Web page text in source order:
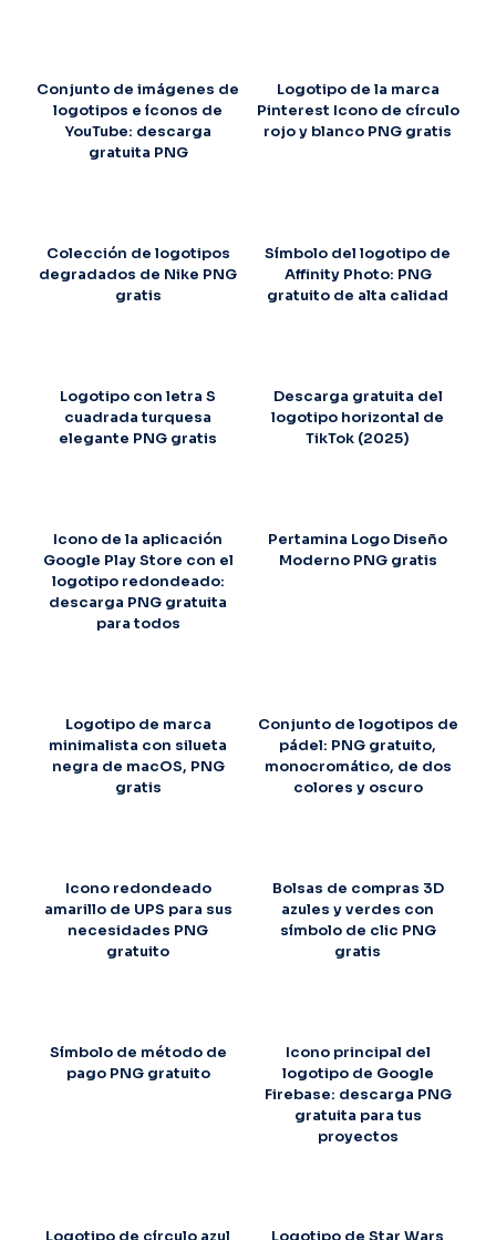
Conjunto de imágenes de
logotipos e íconos de
YouTube: descarga
gratuita PNG
Logotipo de la marca
Pinterest Icono de círculo
rojo y blanco PNG gratis
Colección de logotipos
degradados de Nike PNG
gratis
Símbolo del logotipo de
Affinity Photo: PNG
gratuito de alta calidad
Logotipo con letra S
cuadrada turquesa
elegante PNG gratis
Descarga gratuita del
logotipo horizontal de
TikTok (2025)
Icono de la aplicación
Google Play Store con el
logotipo redondeado:
descarga PNG gratuita
para todos
Pertamina Logo Diseño
Moderno PNG gratis
Logotipo de marca
minimalista con silueta
negra de macOS, PNG
gratis
Conjunto de logotipos de
pádel: PNG gratuito,
monocromático, de dos
colores y oscuro
Icono redondeado
amarillo de UPS para sus
necesidades PNG
gratuito
Bolsas de compras 3D
azules y verdes con
símbolo de clic PNG
gratis
Símbolo de método de
pago PNG gratuito
Icono principal del
logotipo de Google
Firebase: descarga PNG
gratuita para tus
proyectos